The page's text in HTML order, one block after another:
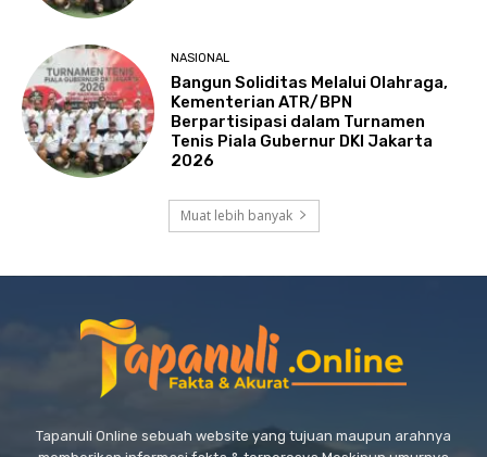
NASIONAL
Bangun Soliditas Melalui Olahraga,
Kementerian ATR/BPN
Berpartisipasi dalam Turnamen
Tenis Piala Gubernur DKI Jakarta
2026
Muat lebih banyak
Tapanuli Online sebuah website yang tujuan maupun arahnya